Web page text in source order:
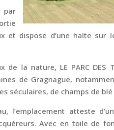
et dispose d’une halte sur
de la nature, LE PARC DES
de Gragnague,
séculaires, de champs de
l’emplacement atteste
Avec en toile de